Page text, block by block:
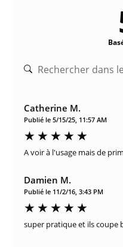
Catherine M.
Publié le 5/15/25, 11:57 AM
A voir à l'usage mais de
Damien M.
Publié le 11/2/16, 3:43 PM
super pratique et ils coupe